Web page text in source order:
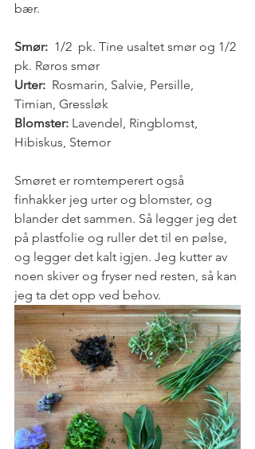
bær.
Smør: 1/2  pk. Tine usaltet smør og 1/2
pk. Røros smør
Urter:
  Rosmarin, Salvie, Persille,
Timian, Gressløk
Blomster: Lavendel, Ringblomst,
Hibiskus, Stemor
Smøret er romtemperert også
finhakker jeg urter og blomster, og
blander det sammen. Så legger jeg det
på plastfolie og ruller det til en pølse,
og legger det kalt igjen. Jeg kutter av
noen skiver og fryser ned resten, så kan
jeg ta det opp ved behov.